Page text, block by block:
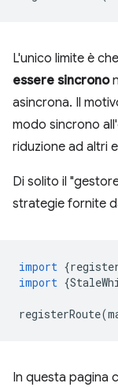
L'unico limite è
essere sincrono
asincrona. Il
modo sincrono
riduzione ad altri
Di solito il
strategie fornite
import {
import {
registerRoute(
In questa pagina